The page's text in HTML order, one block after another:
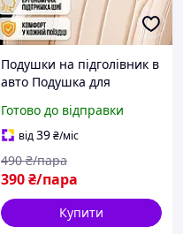
Подушки на підголівник в
авто Подушка для
шкірозамінник чорний
Готово до відправки
від39₴/міс
390₴/пара
490 ₴/пара
Купити